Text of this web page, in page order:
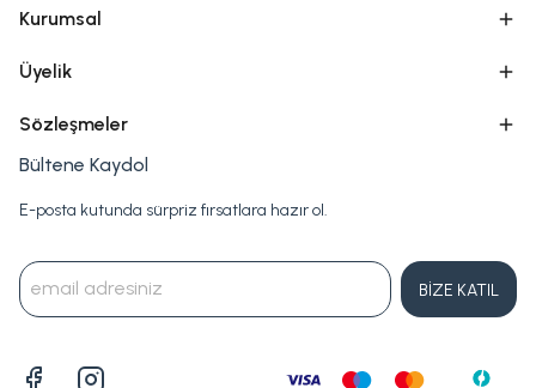
Kurumsal
Üyelik
Sözleşmeler
Bültene Kaydol
E-posta kutunda sürpriz fırsatlara hazır ol.
BİZE KATIL